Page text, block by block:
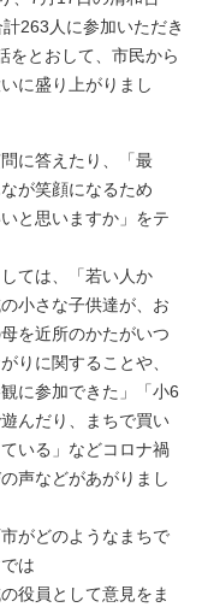
263人に参加いただき
をとおして、市民から
に盛り上がりまし
に答えたり、「最
が笑顔になるため
と思いますか」をテ
ては、「若い人か
小さな子供達が、お
を近所のかたがいつ
りに関することや、
に参加できた」「小6
んだり、まちで買い
いる」などコロナ禍
声などがあがりまし
がどのようなまちで
は
役員として意見をま